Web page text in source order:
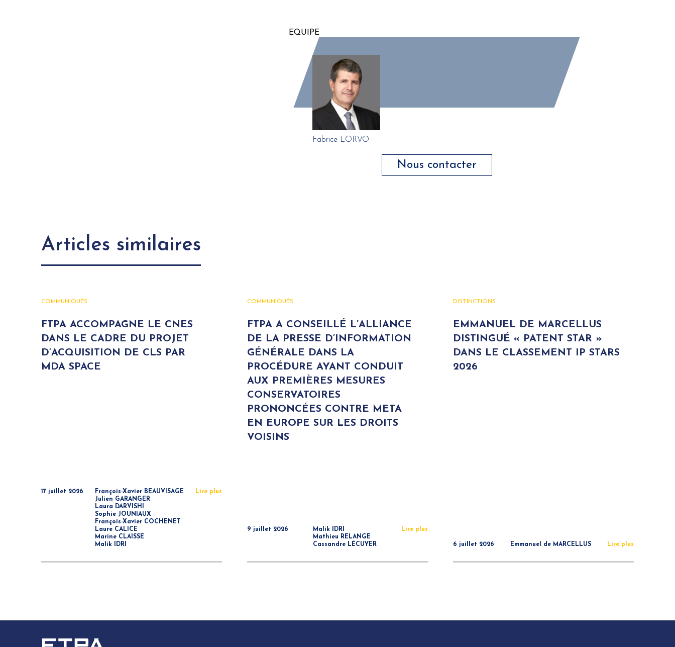
EQUIPE
Fabrice LORVO
Nous contacter
Articles similaires
COMMUNIQUÉS
FTPA ACCOMPAGNE LE CNES
DANS LE CADRE DU PROJET
D’ACQUISITION DE CLS PAR
MDA SPACE
17 juillet 2026
François-Xavier BEAUVISAGE
Julien GARANGER
Laura DARVISHI
Sophie JOUNIAUX
François-Xavier COCHENET
Laure CALICE
Marine CLAISSE
Malik IDRI
Lire plus
COMMUNIQUÉS
FTPA A CONSEILLÉ L’ALLIANCE
DE LA PRESSE D’INFORMATION
GÉNÉRALE DANS LA
PROCÉDURE AYANT CONDUIT
AUX PREMIÈRES MESURES
CONSERVATOIRES
PRONONCÉES CONTRE META
EN EUROPE SUR LES DROITS
VOISINS
9 juillet 2026
Malik IDRI
Mathieu RELANGE
Cassandre LÉCUYER
Lire plus
DISTINCTIONS
EMMANUEL DE MARCELLUS
DISTINGUÉ « PATENT STAR »
DANS LE CLASSEMENT IP STARS
2026
6 juillet 2026 Emmanuel de MARCELLUS Lire plus